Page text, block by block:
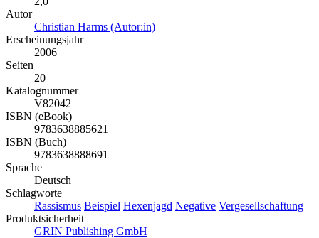
Autor
Christian Harms (Autor:in)
Erscheinungsjahr
2006
Seiten
20
Katalognummer
V82042
ISBN (eBook)
9783638885621
ISBN (Buch)
9783638888691
Sprache
Deutsch
Schlagworte
Rassismus Beispiel Hexenjagd Negative Vergesellschaftung
Produktsicherheit
GRIN Publishing GmbH